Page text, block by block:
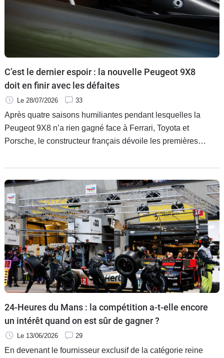
Forum
Marques
C’est le dernier espoir : la nouvelle Peugeot 9X8
doit en finir avec les défaites
Le 28/07/2026 33
Après quatre saisons humiliantes pendant lesquelles la
Peugeot 9X8 n’a rien gagné face à Ferrari, Toyota et
Porsche, le constructeur français dévoile les premières
débutera l’année prochaine et devrait opter pour des choix
techniques très différents de l’actuelle.
24-Heures du Mans : la compétition a-t-elle encore
un intérêt quand on est sûr de gagner ?
Le 13/06/2026 29
En devenant le fournisseur exclusif de la catégorie reine